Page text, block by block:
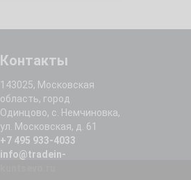
Контакты
143025, Московская
область, город
Одинцово, с. Немчиновка,
ул. Московская, д. 61
+7 495 933-4033
info@tradein-